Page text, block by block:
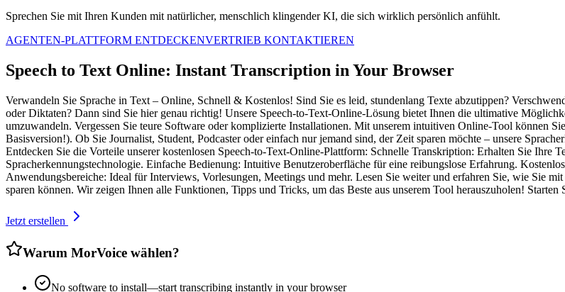
Sprechen Sie mit Ihren Kunden mit natürlicher, menschlich klingender KI, die sich wirklich persönlich anfühlt.
AGENTEN-PLATTFORM ENTDECKENVERTRIEB KONTAKTIEREN
Speech to Text Online: Instant Transcription in Your Browser
Verwandeln Sie Sprache in Text – Online, Schnell & Kostenlos! Sind Sie es leid, stundenlang Texte abzutippen?
oder Diktaten? Dann sind Sie hier genau richtig! Unsere Speech-to-Text-Online-Lösung bietet Ihnen die ultimative
umzuwandeln. Vergessen Sie teure Software oder komplizierte Installationen. Mit unserem intuitiven Online-Tool können
Basisversion!). Ob Sie Journalist, Student, Podcaster oder einfach nur jemand sind, der Zeit sparen möchte – unsere
Entdecken Sie die Vorteile unserer kostenlosen Speech-to-Text-Online-Plattform: Schnelle Transkription: Erhalten Sie Ihre
Spracherkennungstechnologie. Einfache Bedienung: Intuitive Benutzeroberfläche für eine reibungslose Erfahrung.
Anwendungsbereiche: Ideal für Interviews, Vorlesungen, Meetings und mehr. Lesen Sie weiter und erfahren Sie, wie Sie
sparen können. Wir zeigen Ihnen alle Funktionen, Tipps und Tricks, um das Beste aus unserem Tool herauszuholen!
Jetzt erstellen
Warum MorVoice wählen?
No software to install—start transcribing instantly in your browser